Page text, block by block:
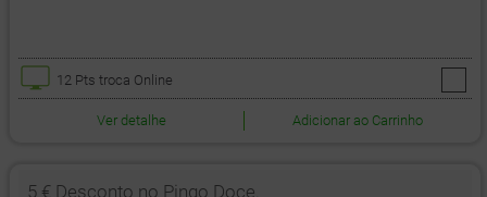
12 Pts troca Online
Ver detalhe Adicionar ao Carrinho
5 € Desconto no Pingo Doce.